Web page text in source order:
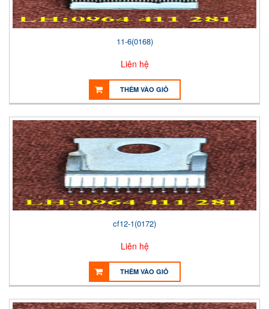
11-6(0168)
Liên hệ
THÊM VÀO GIỎ
cf12-1(0172)
Liên hệ
THÊM VÀO GIỎ